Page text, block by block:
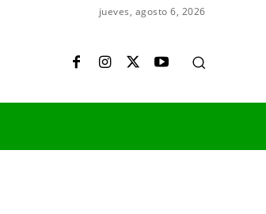
jueves, agosto 6, 2026